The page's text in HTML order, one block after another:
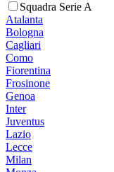
Squadra Serie A
Atalanta
Bologna
Cagliari
Como
Fiorentina
Frosinone
Genoa
Inter
Juventus
Lazio
Lecce
Milan